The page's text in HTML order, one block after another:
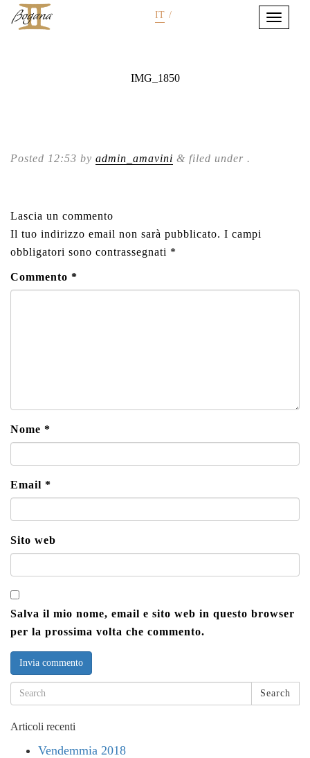
IT /
IMG_1850
Posted 12:53 by admin_amavini & filed under .
Lascia un commento
Il tuo indirizzo email non sarà pubblicato. I campi
obbligatori sono contrassegnati *
Commento *
Nome *
Email *
Sito web
Salva il mio nome, email e sito web in questo browser
per la prossima volta che commento.
Search
Articoli recenti
Vendemmia 2018